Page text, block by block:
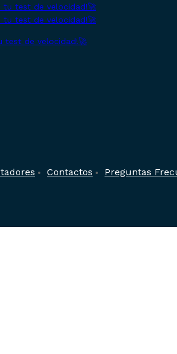
test de velocidad!🚀
Contactos Preguntas